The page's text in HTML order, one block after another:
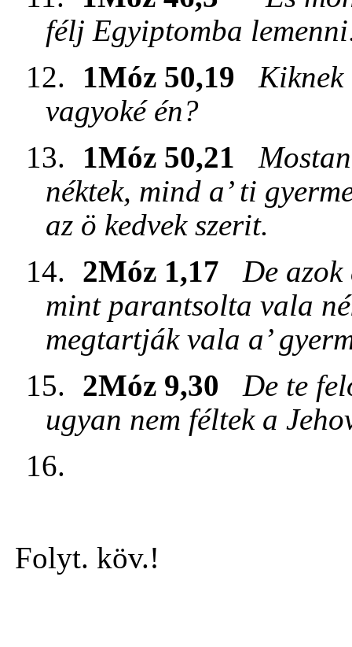
félj Egyiptomba
12.
1Móz 50,19
Kiknek
vagyoké én?
13.
1Móz 50,21
néktek, mind a’ ti
az ö kedvek szerit.
14. 2Móz 1,17
De azok
mint parantsolta vala
megtartják vala a’
15. 2Móz 9,30
De te
ugyan nem féltek a
16.
Folyt. köv.!